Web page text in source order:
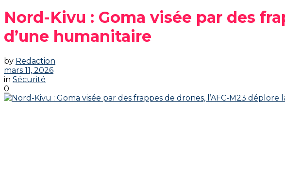
‎Nord-Kivu : Goma visée par des
d’une humanitaire‎
by Redaction
mars 11, 2026
in Sécurité
0